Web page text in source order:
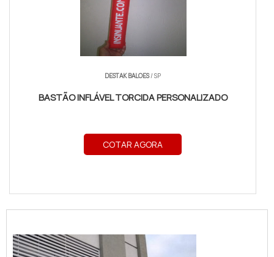
DESTAK BALOES/ SP
BASTÃO INFLÁVEL TORCIDA PERSONALIZADO
COTAR AGORA